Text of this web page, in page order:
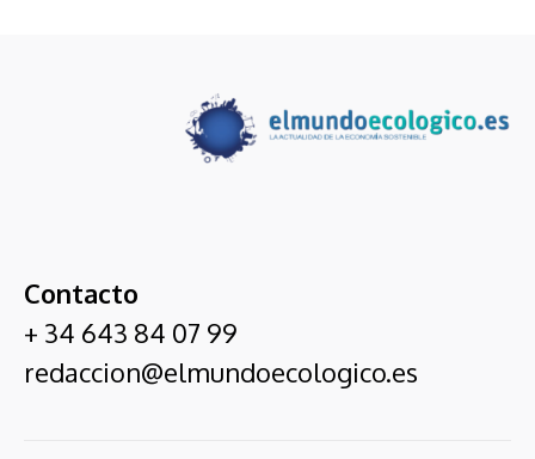
Contacto
+ 34 643 84 07 99
redaccion@elmundoecologico.es